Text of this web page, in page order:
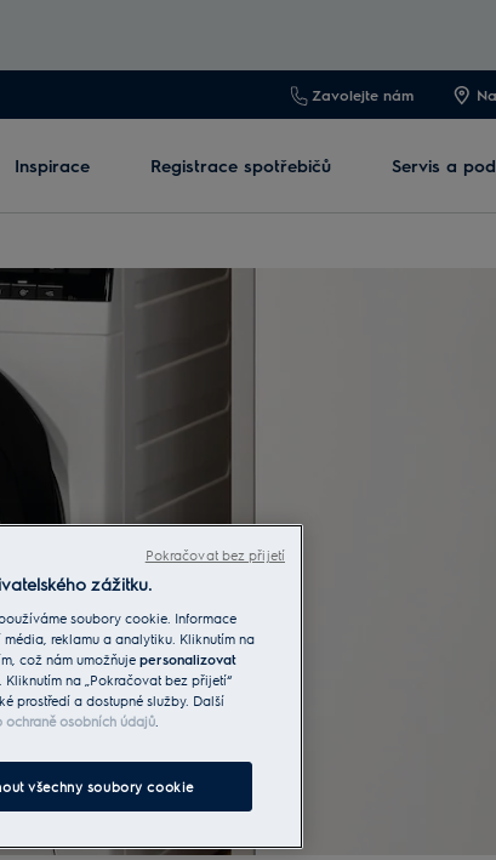
Zavolejte nám
Inspirace Registrace spotřebičů Servis a
zážitku.
soubory cookie. Informace
reklamu a analytiku. Kliknutím na
což nám umožňuje personalizovat
na „Pokračovat bez přijetí“
prostředí a dostupné služby. Další
ochraně osobních údajů.
všechny soubory cookie
Pokračovat bez přijetí